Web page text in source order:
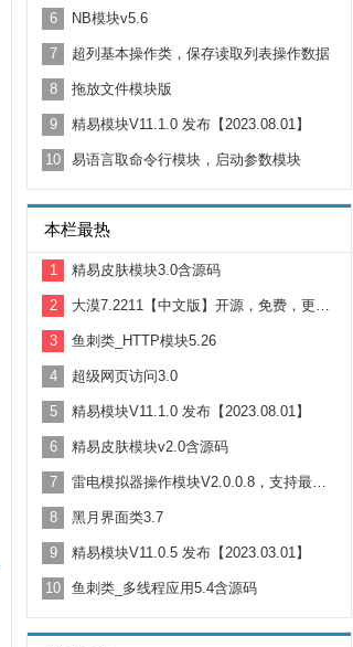
6 NB模块v5.6
7 超列基本操作类，保存读取列表操作数据
8 拖放文件模块版
9 精易模块V11.1.0 发布【2023.08.01】
10 易语言取命令行模块，启动参数模块
本栏最热
1 精易皮肤模块3.0含源码
2 大漠7.2211【中文版】开源，免费，更新。支持Win11
3 鱼刺类_HTTP模块5.26
4 超级网页访问3.0
5 精易模块V11.1.0 发布【2023.08.01】
6 精易皮肤模块v2.0含源码
7 雷电模拟器操作模块V2.0.0.8，支持最新的雷电4.X版本
8 黑月界面类3.7
9 精易模块V11.0.5 发布【2023.03.01】
10 鱼刺类_多线程应用5.4含源码